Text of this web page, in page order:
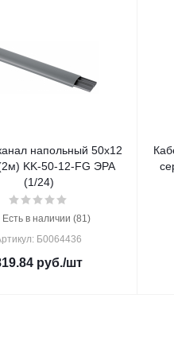
напольный 50х12
KK-50-12-FG ЭРА
(1/24)
Есть в наличии (81)
Б0064436
руб./шт